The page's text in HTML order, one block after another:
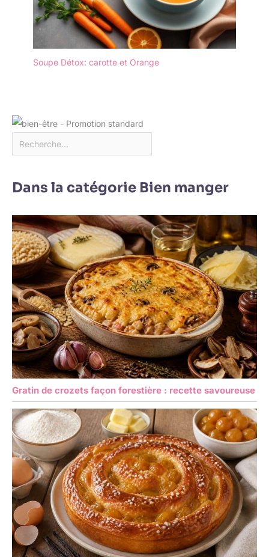
Soupe Détox: carotte et Orange
Dans la catégorie Bien manger
Gratin de crozets façon forestière : recette savoureuse